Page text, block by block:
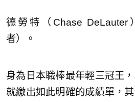
德勞特（Chase
者）。
身為日本職棒最年輕三冠王
就繳出如此明確的成績單，